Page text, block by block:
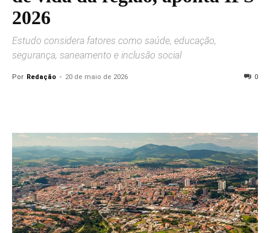
2026
Estudo considera fatores como saúde, educação,
segurança, saneamento e inclusão social
Por Redação - 20 de maio de 2026 0